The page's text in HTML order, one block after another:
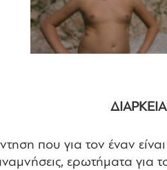
που για τον έναν
ερωτήματα για